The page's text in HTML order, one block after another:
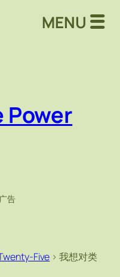
Power
告
Five >我想对类
MENU